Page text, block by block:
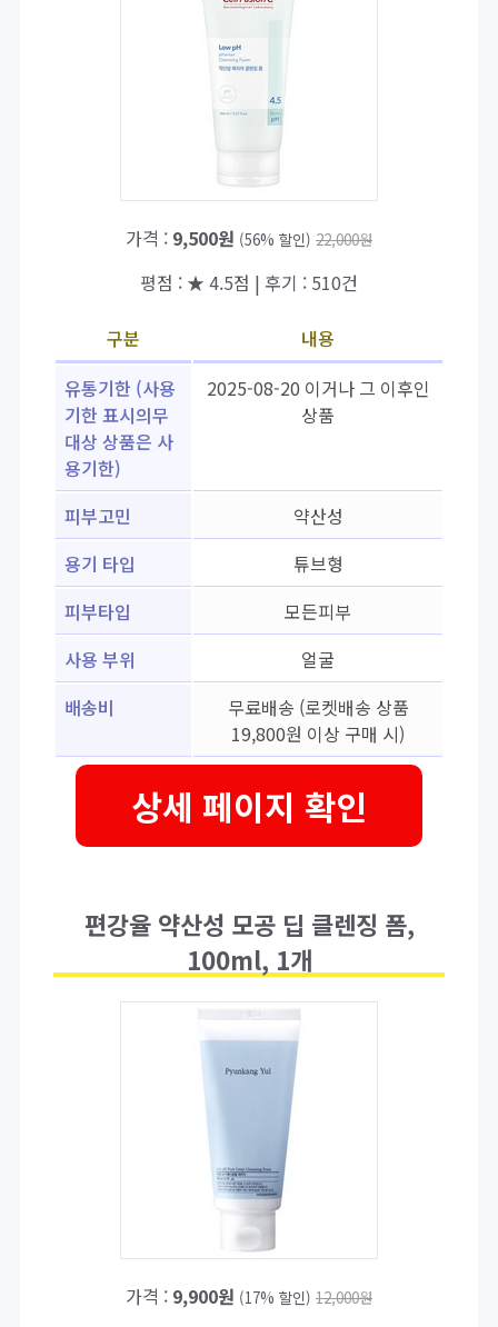
가격 : 9,500원 (56% 할인) 22,000원
평점 : ★ 4.5점 | 후기 : 510건
구분
내용
유통기한 (사용
기한 표시의무
대상 상품은 사
용기한)
2025-08-20 이거나 그 이후인
상품
피부고민
약산성
용기 타입
튜브형
피부타입
모든피부
사용 부위
얼굴
배송비
무료배송 (로켓배송 상품
19,800원 이상 구매 시)
상세 페이지 확인
편강율 약산성 모공 딥 클렌징 폼,
100ml, 1개
가격 : 9,900원 (17% 할인) 12,000원